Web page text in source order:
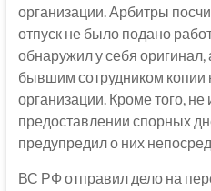
организации. Арбитры
отпуск не было подано
обнаружил у себя
бывшим сотрудником
организации. Кроме того, не
предоставлении спорных
предупредил о них
ВС РФ отправил дело на